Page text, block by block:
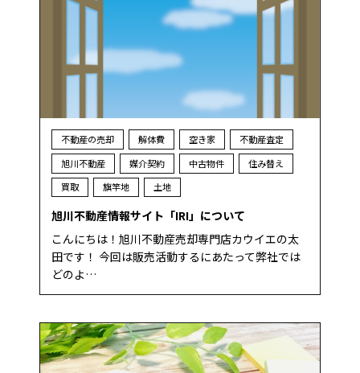
不動産の売却 解体費 空き家
不動産査定
旭川不動産
媒介契約 中古物件
住み替え
買取
旗竿地 土地
旭川不動産情報サイト「IRI」について
こんにちは！旭川不動産売却専門店カウイエの太
田です！ 今回は販売活動するにあたって弊社では
どのよ…